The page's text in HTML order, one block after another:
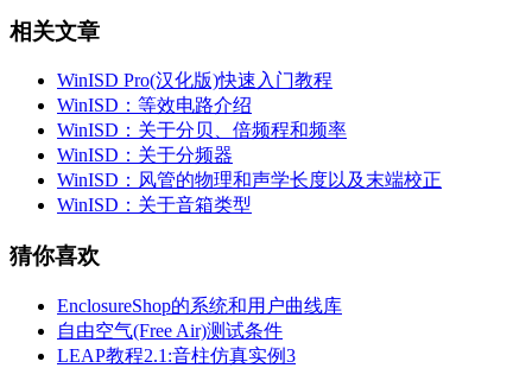
相关文章
WinISD Pro(汉化版)快速入门教程
WinISD：等效电路介绍
WinISD：关于分贝、倍频程和频率
WinISD：关于分频器
WinISD：风管的物理和声学长度以及末端校正
WinISD：关于音箱类型
猜你喜欢
EnclosureShop的系统和用户曲线库
自由空气(Free Air)测试条件
LEAP教程2.1:音柱仿真实例3